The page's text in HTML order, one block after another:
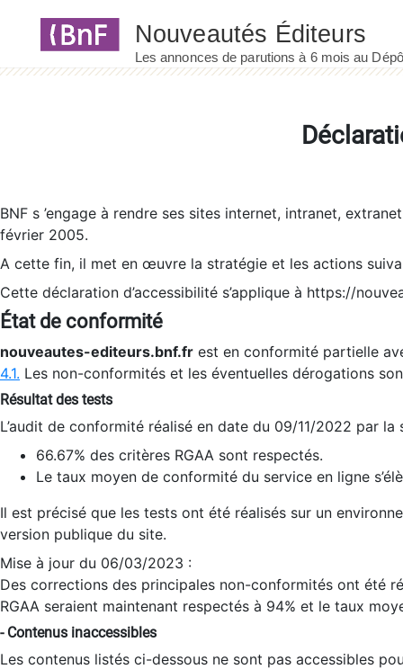
BNF s ’engage à rendre ses sites internet, intranet,
février 2005.
A cette fin, il met en œuvre la stratégie et les actions
Cette déclaration d’accessibilité s’applique à https://
État de conformité
nouveautes-editeurs.bnf.fr est en conformité partielle
4.1. Les non-conformités et les éventuelles dérogations
Résultat des tests
L’audit de conformité réalisé en date du 09/11/2022 par
66.67% des critères RGAA sont respectés.
Le taux moyen de conformité du service en ligne
Il est précisé que les tests ont été réalisés sur un
version publique du site.
Mise à jour du 06/03/2023 :
Des corrections des principales non-conformités ont été
RGAA seraient maintenant respectés à 94% et le taux
- Contenus inaccessibles
Les contenus listés ci-dessous ne sont pas accessibles